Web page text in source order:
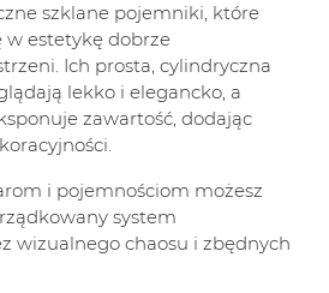
szklane pojemniki, które
w estetykę dobrze
Ich prosta, cylindryczna
lekko i elegancko, a
zawartość, dodając
i pojemnościom możesz
system
wizualnego chaosu i zbędnych